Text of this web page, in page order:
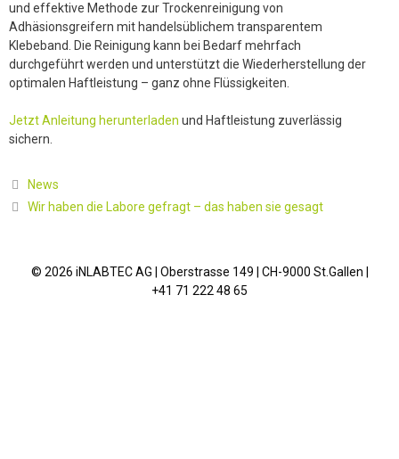
und effektive Methode zur Trockenreinigung von
Adhäsionsgreifern mit handelsüblichem transparentem
Klebeband. Die Reinigung kann bei Bedarf mehrfach
durchgeführt werden und unterstützt die Wiederherstellung der
optimalen Haftleistung – ganz ohne Flüssigkeiten.
Jetzt Anleitung herunterladen und Haftleistung zuverlässig
sichern.
Kategorien
News
Beitrags-
Wir haben die Labore gefragt – das haben sie gesagt
© 2026 iNLABTEC AG | Oberstrasse 149 | CH-9000 St.Gallen |
+41 71 222 48 65